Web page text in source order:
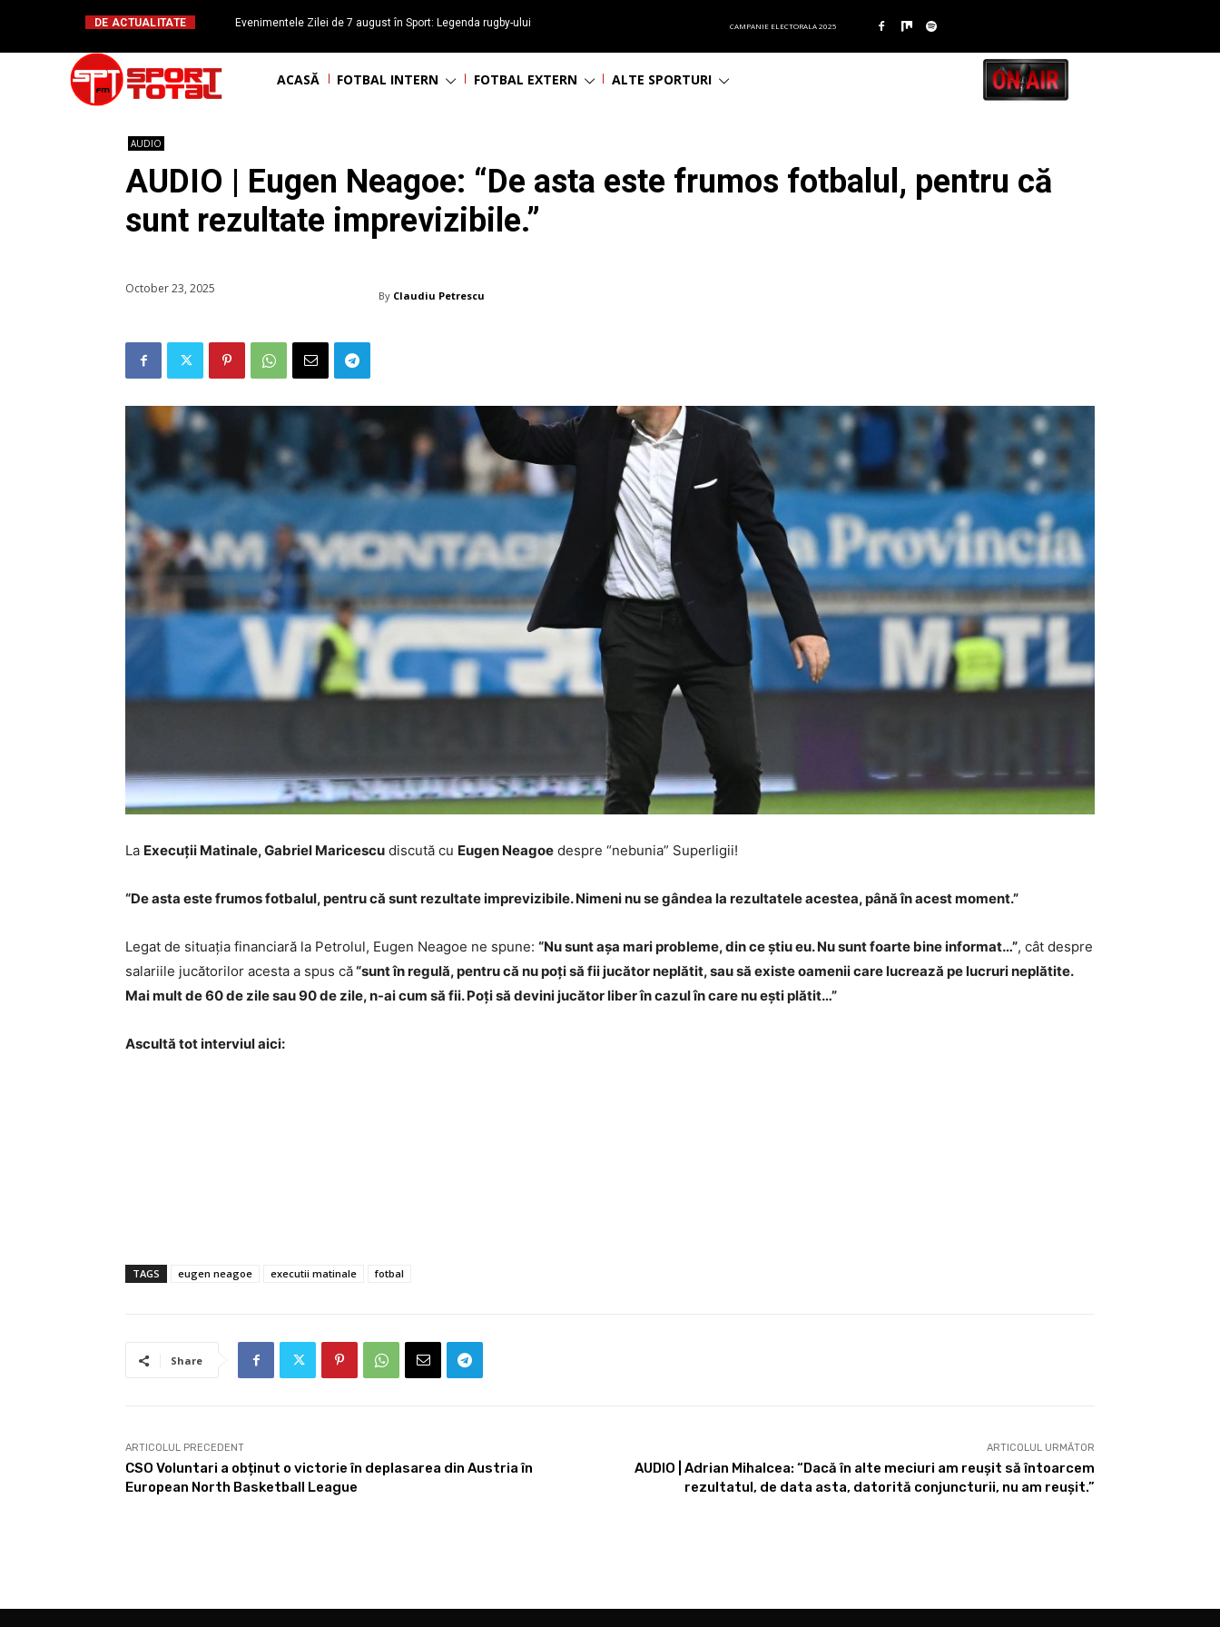
DE ACTUALITATE
Evenimentele Zilei de 7 august în Sport: Legenda rugby-ului
CAMPANIE ELECTORALA 2025
ACASĂ FOTBAL INTERN FOTBAL EXTERN ALTE SPORTURI
AUDIO
AUDIO | Eugen Neagoe: “De asta este frumos fotbalul, pentru că
sunt rezultate imprevizibile.”
October 23, 2025 By Claudiu Petrescu
La Execuții Matinale, Gabriel Maricescu discută cu Eugen Neagoe despre “nebunia” Superligii!
“De asta este frumos fotbalul, pentru că sunt rezultate imprevizibile. Nimeni nu se gândea la rezultatele acestea, până în acest moment.”
Legat de situația financiară la Petrolul, Eugen Neagoe ne spune: “Nu sunt așa mari probleme, din ce știu eu. Nu sunt foarte bine informat…”, cât despre
salariile jucătorilor acesta a spus că“sunt în regulă, pentru că nu poți să fii jucător neplătit, sau să existe oamenii care lucrează pe lucruri neplătite.
Mai mult de 60 de zile sau 90 de zile, n-ai cum să fii. Poți să devini jucător liber în cazul în care nu ești plătit…”
Ascultă tot interviul aici:
TAGS eugen neagoe executii matinale fotbal
Share
ARTICOLUL PRECEDENT
CSO Voluntari a obținut o victorie în deplasarea din Austria în
European North Basketball League
ARTICOLUL URMĂTOR
AUDIO | Adrian Mihalcea: “Dacă în alte meciuri am reușit să întoarcem
rezultatul, de data asta, datorită conjuncturii, nu am reușit.”